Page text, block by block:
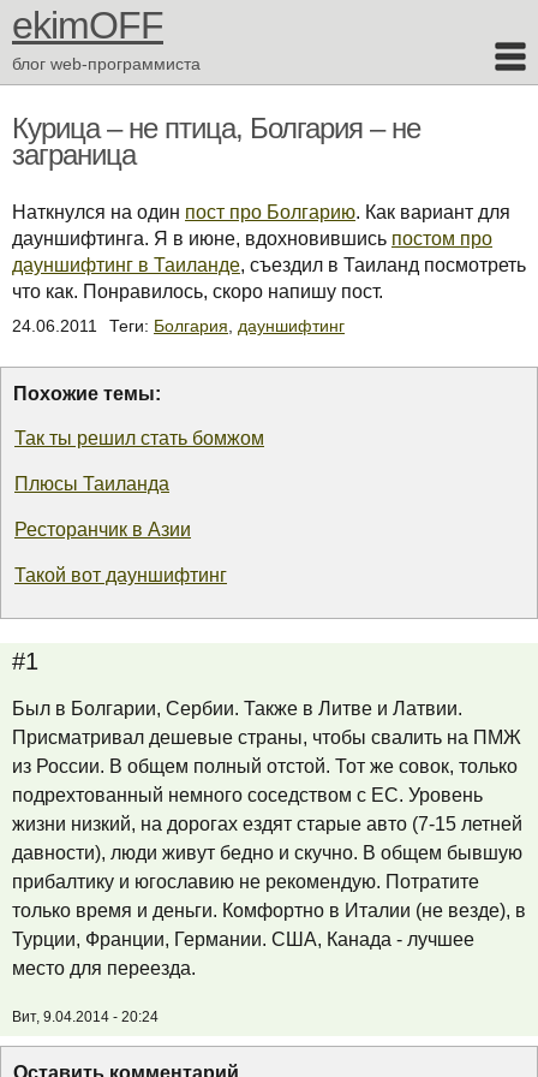
ekimOFF
блог web-программиста
Курица – не птица, Болгария – не
заграница
Наткнулся на один пост про Болгарию. Как вариант для
дауншифтинга. Я в июне, вдохновившись постом про
дауншифтинг в Таиланде, съездил в Таиланд посмотреть
что как. Понравилось, скоро напишу пост.
24.06.2011 Теги: Болгария дауншифтинг
Похожие темы:
Так ты решил стать бомжом
Плюсы Таиланда
Ресторанчик в Азии
Такой вот дауншифтинг
#1
Был в Болгарии, Сербии. Также в Литве и Латвии.
Присматривал дешевые страны, чтобы свалить на ПМЖ
из России. В общем полный отстой. Тот же совок, только
подрехтованный немного соседством с ЕС. Уровень
жизни низкий, на дорогах ездят старые авто (7-15 летней
давности), люди живут бедно и скучно. В общем бывшую
прибалтику и югославию не рекомендую. Потратите
только время и деньги. Комфортно в Италии (не везде), в
Турции, Франции, Германии. США, Канада - лучшее
место для переезда.
Вит, 9.04.2014 - 20:24
Оставить комментарий